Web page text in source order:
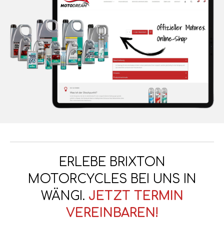
ERLEBE BRIXTON
MOTORCYCLES BEI UNS IN
WÄNGI. JETZT TERMIN
VEREINBAREN!